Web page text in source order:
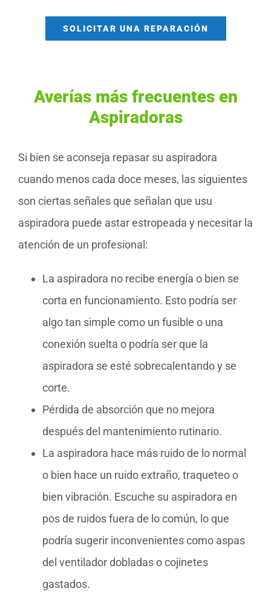
SOLICITAR UNA REPARACIÓN
Averías más frecuentes en
Aspiradoras
Si bien se aconseja repasar su aspiradora
cuando menos cada doce meses, las siguientes
son ciertas señales que señalan que usu
aspiradora puede astar estropeada y necesitar la
atención de un profesional:
La aspiradora no recibe energía o bien se
corta en funcionamiento. Esto podría ser
algo tan simple como un fusible o una
conexión suelta o podría ser que la
aspiradora se esté sobrecalentando y se
corte.
Pérdida de absorción que no mejora
después del mantenimiento rutinario.
La aspiradora hace más ruido de lo normal
o bien hace un ruido extraño, traqueteo o
bien vibración. Escuche su aspiradora en
pos de ruidos fuera de lo común, lo que
podría sugerir inconvenientes como aspas
del ventilador dobladas o cojinetes
gastados.